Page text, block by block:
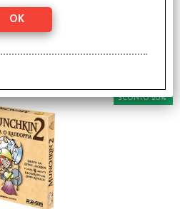
OZ - Italiano
SCONTO 20%